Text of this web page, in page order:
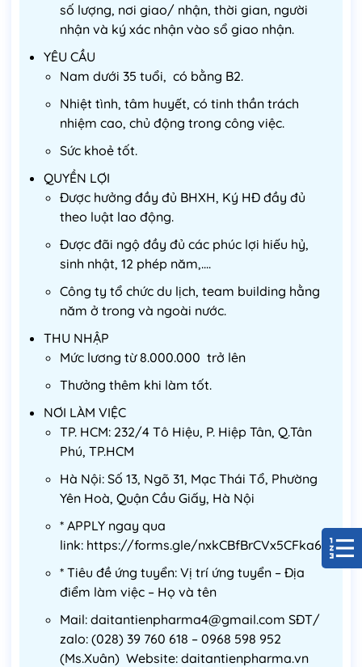
số lượng, nơi giao/ nhận, thời gian, người
nhận và ký xác nhận vào sổ giao nhận.
YÊU CẦU
Nam dưới 35 tuổi, có bằng B2.
Nhiệt tình, tâm huyết, có tinh thần trách
nhiệm cao, chủ động trong công việc.
Sức khoẻ tốt.
QUYỀN LỢI
Được hưởng đầy đủ BHXH, Ký HĐ đầy đủ
theo luật lao động.
Được đãi ngộ đầy đủ các phúc lợi hiếu hỷ,
sinh nhật, 12 phép năm,....
Công ty tổ chức du lịch, team building hằng
năm ở trong và ngoài nước.
THU NHẬP
Mức lương từ 8.000.000 trở lên
Thưởng thêm khi làm tốt.
NƠI LÀM VIỆC
TP. HCM: 232/4 Tô Hiệu, P. Hiệp Tân, Q.Tân
Phú, TP.HCM
Hà Nội: Số 13, Ngõ 31, Mạc Thái Tổ, Phường
Yên Hoà, Quận Cầu Giấy, Hà Nội
* APPLY ngay qua
link: https://forms.gle/nxkCBfBrCVx5CFka6
* Tiêu đề ứng tuyển: Vị trí ứng tuyển – Địa
điểm làm việc – Họ và tên
Mail: daitantienpharma4@gmail.com SĐT/
zalo: (028) 39 760 618 – 0968 598 952
(Ms.Xuân) Website: daitantienpharma.vn